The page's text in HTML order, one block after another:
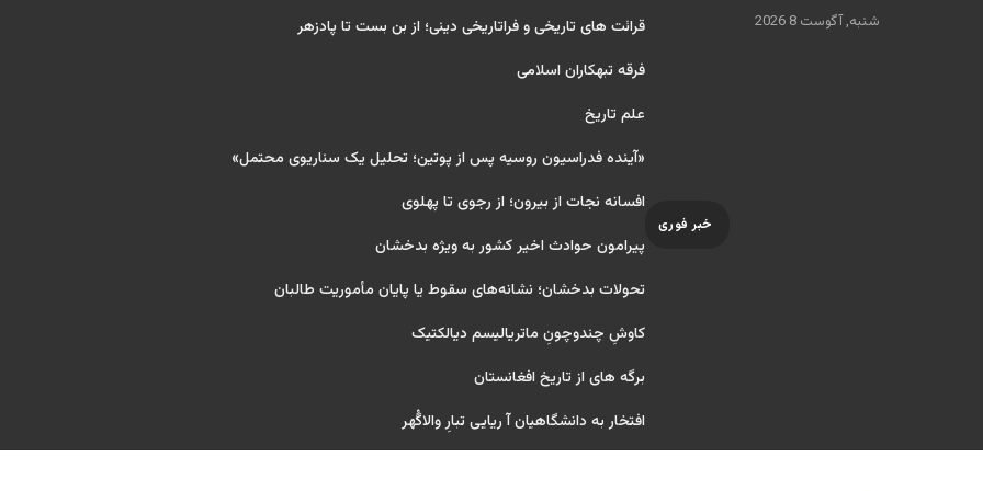
شنبه, آگوست 8 2026
خبر فوری
قرائت های تاریخی و فراتاریخی دینی؛ از بن بست تا پادزهر
فرقه تبهکاران اسلامی
علم تاریخ
«آینده فدراسیون روسیه پس از پوتین؛ تحلیل یک سناریوی محتمل»
افسانه نجات از بیرون؛ از رجوی تا پهلوی
پیرامون حوادث اخیر کشور به ویژه بدخشان
تحولات بدخشان؛ نشانه‌های سقوط یا پایان مأموریت طالبان
کاوشِ چندو‌چونِ ماتریالیسم دیالکتیک
برگه های از تاریخ افغانستان
افتخار به دانشگاهیان آ ریایی تبارِ والاگُهر